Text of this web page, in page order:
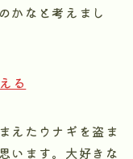
かなと考えまし
る
えたウナギを盗ま
います。大好きな